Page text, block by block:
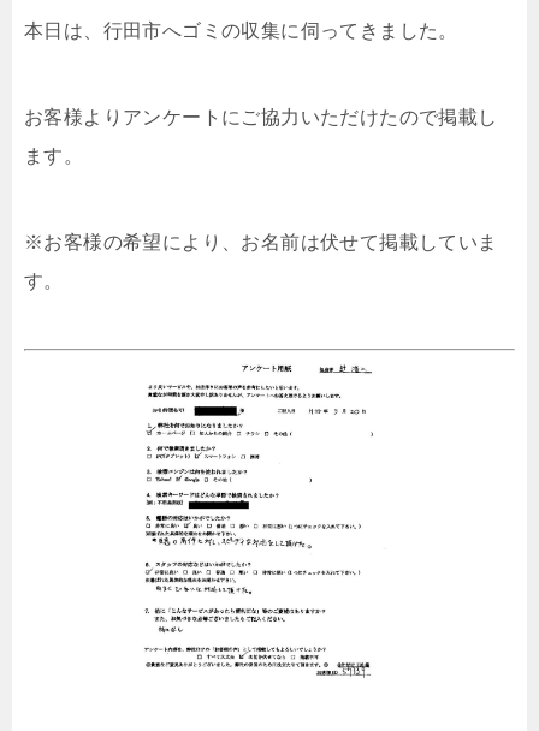
本日は、行田市へゴミの収集に伺ってきました。
お客様よりアンケートにご協力いただけたので掲載し
ます。
※お客様の希望により、お名前は伏せて掲載していま
す。